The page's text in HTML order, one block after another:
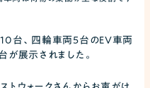
台、四輪車両5台のEV車両
が展示されました。